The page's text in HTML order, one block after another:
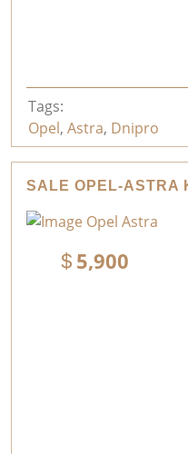
Tags:
Opel, Astra, Dnipro
SALE OPEL-ASTRA
5,900